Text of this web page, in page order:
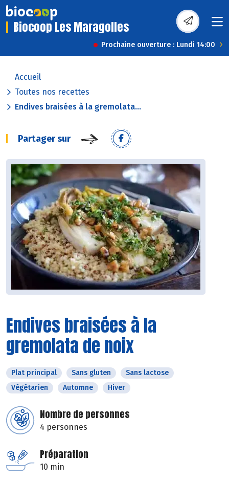
Biocoop Les Maragolles
Prochaine ouverture : Lundi 14:00
Accueil
Toutes nos recettes
Endives braisées à la gremolata...
Partager sur
Endives braisées à la
gremolata de noix
Plat principal Sans gluten
Sans lactose
Végétarien
Automne Hiver
Nombre de personnes
4 personnes
Préparation
10 min